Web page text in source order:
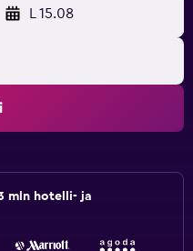
L 15.08
mln hotelli- ja